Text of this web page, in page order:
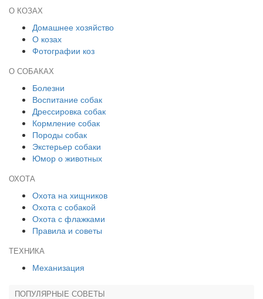
О КОЗАХ
Домашнее хозяйство
О козах
Фотографии коз
О СОБАКАХ
Болезни
Воспитание собак
Дрессировка собак
Кормление собак
Породы собак
Экстерьер собаки
Юмор о животных
ОХОТА
Охота на хищников
Охота с собакой
Охота с флажками
Правила и советы
ТЕХНИКА
Механизация
ПОПУЛЯРНЫЕ СОВЕТЫ